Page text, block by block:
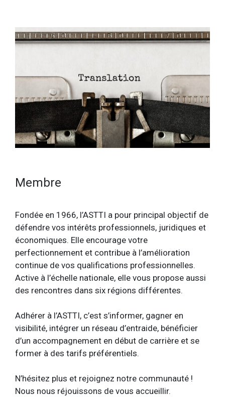
Membre
Fondée en 1966, l’ASTTI a pour principal objectif de
défendre vos intérêts professionnels, juridiques et
économiques. Elle encourage votre
perfectionnement et contribue à l’amélioration
continue de vos qualifications professionnelles.
Active à l’échelle nationale, elle vous propose aussi
des rencontres dans six régions différentes.
Adhérer à l’ASTTI, c’est s’informer, gagner en
visibilité, intégrer un réseau d’entraide, bénéficier
d’un accompagnement en début de carrière et se
former à des tarifs préférentiels.
N’hésitez plus et rejoignez notre communauté !
Nous nous réjouissons de vous accueillir.